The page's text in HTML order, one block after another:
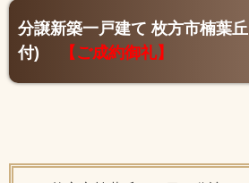
分譲新築一戸建て 枚方市楠葉
付)
【ご成約御礼】